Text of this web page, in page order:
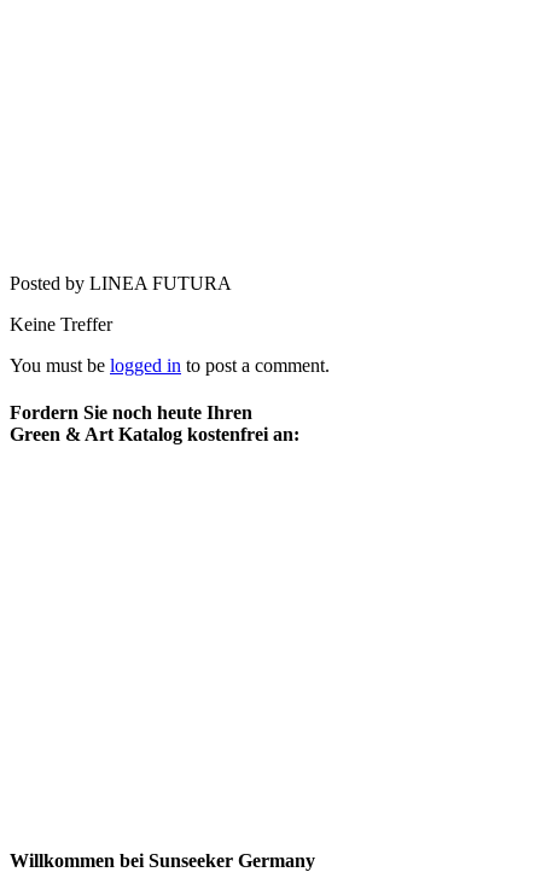
Posted by LINEA FUTURA
Keine Treffer
You must be logged in to post a comment.
Fordern Sie noch heute Ihren
Green & Art Katalog kostenfrei an:
Willkommen bei Sunseeker Germany